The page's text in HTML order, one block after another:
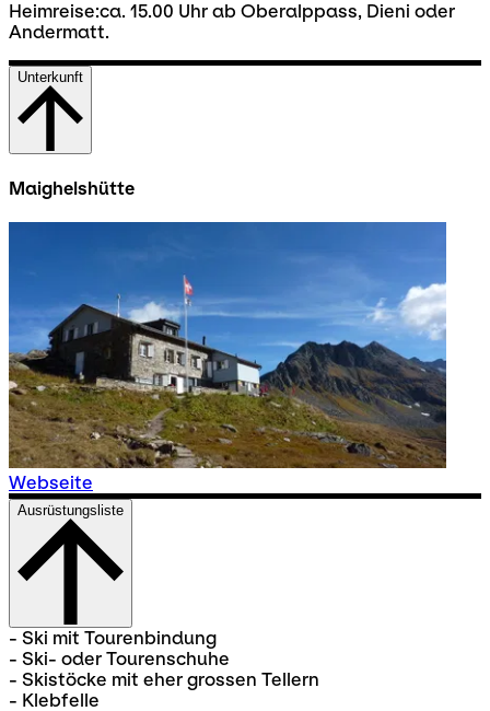
Heimreise:ca. 15.00 Uhr ab Oberalppass, Dieni oder
Andermatt.
Unterkunft
Maighelshütte
Webseite
Ausrüstungsliste
- Ski mit Tourenbindung
- Ski- oder Tourenschuhe
- Skistöcke mit eher grossen Tellern
- Klebfelle